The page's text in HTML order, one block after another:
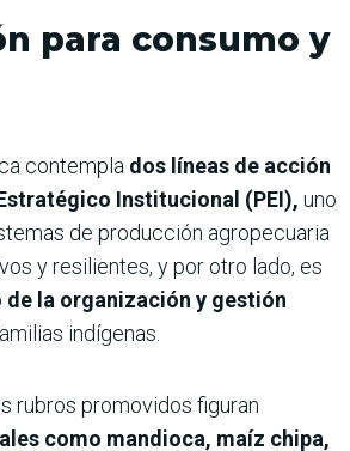
para consumo y
contempla dos líneas de acción
Institucional (PEI), uno
de producción agropecuaria
y resilientes, y por otro lado, es
la organización y gestión
indígenas.
rubros promovidos figuran
como mandioca, maíz chipa,